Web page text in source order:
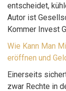
entscheidet,
Autor ist
Kommer Invest
Wie Kann Man
eröffnen und
Einerseits
zwar Rechte in